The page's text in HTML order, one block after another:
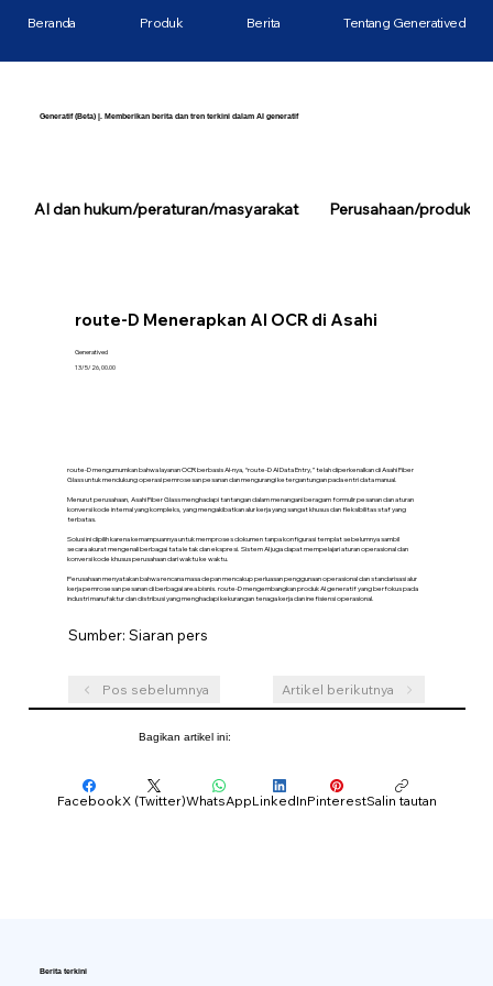
Generatif (Beta) |. Memberikan berita dan tren terkini dalam AI generatif
route-D Menerapkan AI OCR di Asahi
Generatived
13/5/26, 00.00
route-D mengumumkan bahwa layanan OCR berbasis AI-nya, “route-D AI Data Entry,” telah diperkenalkan di Asahi Fiber
Glass untuk mendukung operasi pemrosesan pesanan dan mengurangi ketergantungan pada entri data manual.
Menurut perusahaan, Asahi Fiber Glass menghadapi tantangan dalam menangani beragam formulir pesanan dan aturan
konversi kode internal yang kompleks, yang mengakibatkan alur kerja yang sangat khusus dan fleksibilitas staf yang
terbatas.
Solusi ini dipilih karena kemampuannya untuk memproses dokumen tanpa konfigurasi templat sebelumnya sambil
secara akurat mengenali berbagai tata letak dan ekspresi. Sistem AI juga dapat mempelajari aturan operasional dan
konversi kode khusus perusahaan dari waktu ke waktu.
Perusahaan menyatakan bahwa rencana masa depan mencakup perluasan penggunaan operasional dan standarisasi alur
kerja pemrosesan pesanan di berbagai area bisnis. route-D mengembangkan produk AI generatif yang berfokus pada
industri manufaktur dan distribusi yang menghadapi kekurangan tenaga kerja dan inefisiensi operasional.
Sumber: Siaran pers
Pos sebelumnya Artikel berikutnya
Beranda Produk Berita Tentang Generatived
Bagikan artikel ini:
FacebookX (Twitter)WhatsAppLinkedInPinterestSalin tautan
AI dan hukum/peraturan/masyarakat Perusahaan/produk/
Berita terkini